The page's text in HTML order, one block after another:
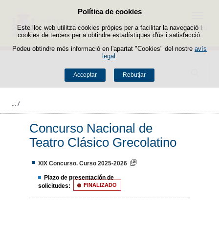
Política de cookies
Este lloc web utilitza cookies pròpies per a facilitar la navegació i
cookies de tercers per a obtindre estadístiques d'ús i satisfacció.
Podeu obtindre més informació en l'apartat "Cookies" del nostre avís
legal
Acceptar Rebutjar
Passar al contingut
Buscador
Menú
Concurso Nacional de
Teatro Clásico Grecolatino
XIX Concurso. Curso 2025-2026
Plazo de presentación de
solicitudes:
FINALIZADO